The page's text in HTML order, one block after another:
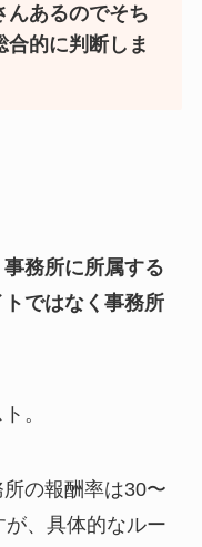
んあるのでそち
合的に判断しま
務所に所属する
ではなく事務所
。
の報酬率は30〜
、具体的なルー